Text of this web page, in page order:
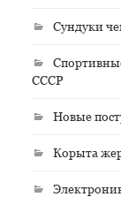
Сундуки
СССР
Новые
Корыта